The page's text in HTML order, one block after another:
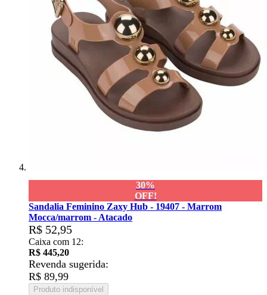
30%
OFF!
Sandalia Feminino Zaxy Hub - 19407 - Marrom
Mocca/marrom - Atacado
R$ 52,95
Caixa com 12:
R$ 445,20
Revenda sugerida:
R$ 89,99
Produto indisponível